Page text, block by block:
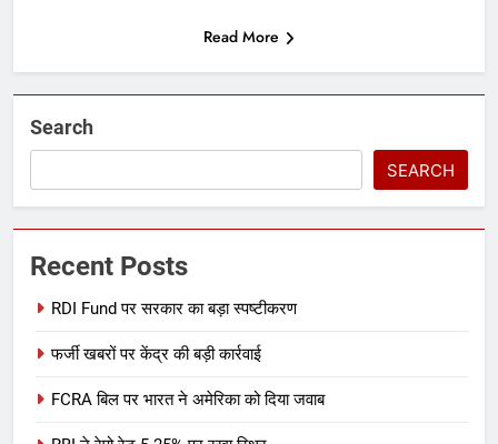
Read More
Search
SEARCH
Recent Posts
RDI Fund पर सरकार का बड़ा स्पष्टीकरण
फर्जी खबरों पर केंद्र की बड़ी कार्रवाई
FCRA बिल पर भारत ने अमेरिका को दिया जवाब